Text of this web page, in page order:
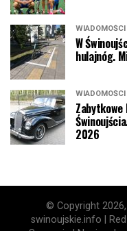
WIADOMOŚCI
W
hulajnóg.
WIADOMOŚCI
2026
© Copyright
swinoujskie.info |